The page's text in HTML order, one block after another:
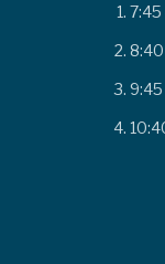
7:45
8:40
9:45